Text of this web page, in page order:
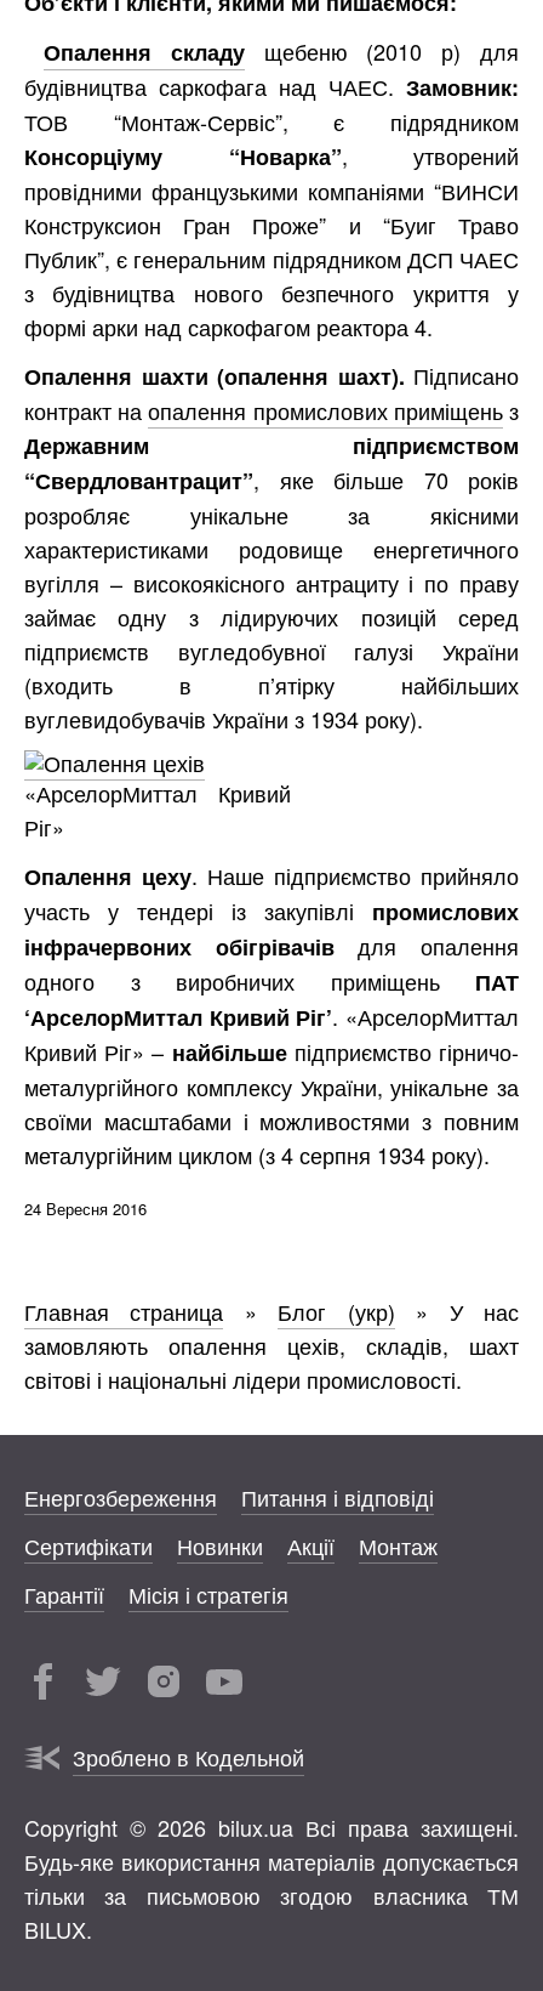
Опалення складущебеню (2010 р) для
будівництва саркофага над ЧАЕС. Замовник:
ТОВ “Монтаж-Сервіс”, є підрядником
Консорціуму “Новарка”, утворений
провідними французькими компаніями “ВИНСИ
Конструксион Гран Проже” и “Буиг Траво
Публик”, є генеральним підрядником ДСП ЧАЕС
з будівництва нового безпечного укриття у
формі арки над саркофагом реактора 4.
Опалення шахти (опалення шахт). Підписано
контракт наопалення промислових приміщеньз
Державним підприємством
“Свердловантрацит”, яке більше 70 років
розробляє унікальне за якісними
характеристиками родовище енергетичного
вугілля – високоякісного антрациту і по праву
займає одну з лідируючих позицій серед
підприємств вугледобувної галузі України
(входить в п’ятірку найбільших
вуглевидобувачів України з 1934 року).
«АрселорМиттал Кривий
Ріг»
Опалення цеху. Наше підприємство прийняло
участь у тендері із закупівлі промислових
інфрачервоних обігрівачівдля опалення
одного з виробничих приміщень ПАТ
‘АрселорМиттал Кривий Ріг’. «АрселорМиттал
Кривий Ріг» – найбільшепідприємство гірничо-
металургійного комплексу України, унікальне за
своїми масштабами і можливостями з повним
металургійним циклом (з 4 серпня 1934 року).
24 Вересня 2016
Главная страница » Блог (укр) » У нас
замовляють опалення цехів, складів, шахт
світові і національні лідери промисловості.
Енергозбереження
Питання і відповіді
Сертифікати
Новинки Акції
Монтаж
Гарантії
Місія і стратегія
Зроблено в Кодельной
Copyright © 2026 bilux.ua Всі права захищені.
Будь-яке використання матеріалів допускається
тільки за письмовою згодою власника ТМ
BILUX.